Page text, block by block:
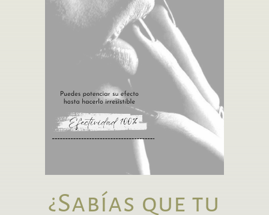
¿Sabías que tu